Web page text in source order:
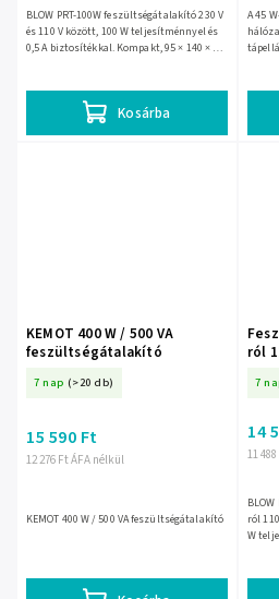
Kosárba
BLOW PRT-100W feszültségátalakító 230 V
és 110 V között, 100 W teljesítménnyel és
0,5 A biztosítékkal. Kompakt, 95 × 140 × 95
A 45
KEMOT 400 W / 500 VA
feszültségátalakító
7 nap (>20 db)
12 276 Ft ÁFA nélkül
15 590 Ft
KEMOT 400 W / 500 VA feszültségátalakító
ról
7
11
14
ról
W